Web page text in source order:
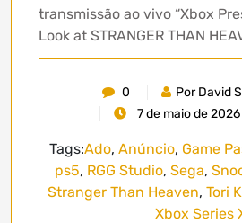
transmissão ao vivo “Xbox
Look at STRANGER THAN
0
Por David
7 de maio de
Tags:Ado, Anúncio, Game
ps5, RGG Studio, Sega,
Stranger Than Heaven, Tori
Xbox Series